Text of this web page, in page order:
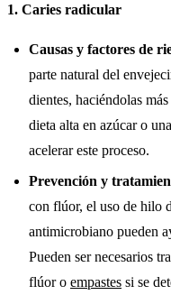
1. Caries radicular
Causas y factores de
parte natural del
dientes, haciéndolas
dieta alta en azúcar o
acelerar este proceso.
Prevención y
con flúor, el uso de hilo
antimicrobiano pueden
Pueden ser necesarios
flúor o empastes si se